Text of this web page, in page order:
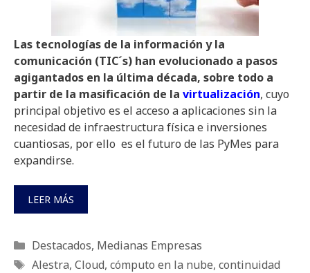
Las tecnologías de la información y la
comunicación (TIC´s) han evolucionado a pasos
agigantados en la última década, sobre todo a
partir de la masificación de la virtualización, cuyo
principal objetivo es el acceso a aplicaciones sin la
necesidad de infraestructura física e inversiones
cuantiosas, por ello es el futuro de las PyMes para
expandirse.
LEER MÁS
Categorías
Destacados, Medianas Empresas
Etiquetas
Alestra, Cloud, cómputo en la nube, continuidad